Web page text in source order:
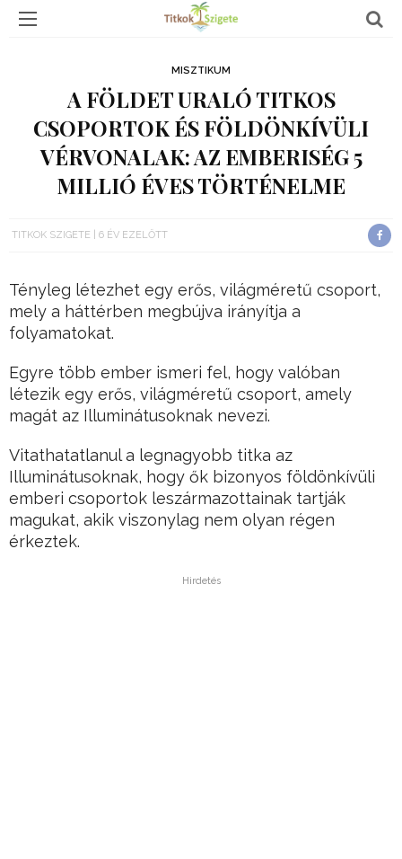
MISZTIKUM
A FÖLDET URALÓ TITKOS
CSOPORTOK ÉS FÖLDÖNKÍVÜLI
VÉRVONALAK: AZ EMBERISÉG 5
MILLIÓ ÉVES TÖRTÉNELME
TITKOK SZIGETE 6 ÉV EZELŐTT
Tényleg létezhet egy erős, világméretű csoport,
mely a háttérben megbújva irányítja a
folyamatokat.
Egyre több ember ismeri fel, hogy valóban
létezik egy erős, világméretű csoport, amely
magát az Illuminátusoknak nevezi.
Vitathatatlanul a legnagyobb titka az
Illuminátusoknak, hogy ők bizonyos földönkívüli
emberi csoportok leszármazottainak tartják
magukat, akik viszonylag nem olyan régen
érkeztek.
Hirdetés